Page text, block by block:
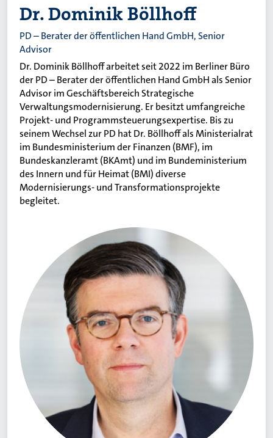
Dr. Dominik Böllhoff
PD – Berater der öffentlichen Hand GmbH, Senior
Advisor
Dr. Dominik Böllhoff arbeitet seit 2022 im Berliner Büro
der PD – Berater der öffentlichen Hand GmbH als Senior
Advisor im Geschäftsbereich Strategische
Verwaltungsmodernisierung. Er besitzt umfangreiche
Projekt- und Programmsteuerungsexpertise. Bis zu
seinem Wechsel zur PD hat Dr. Böllhoff als Ministerialrat
im Bundesministerium der Finanzen (BMF), im
Bundeskanzleramt (BKAmt) und im Bundeministerium
des Innern und für Heimat (BMI) diverse
Modernisierungs- und Transformationsprojekte
begleitet.